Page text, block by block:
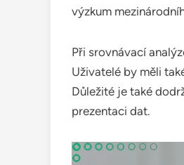
výzkum
Při srovnávací
Uživatelé by měli
Důležité je také
prezentaci dat.